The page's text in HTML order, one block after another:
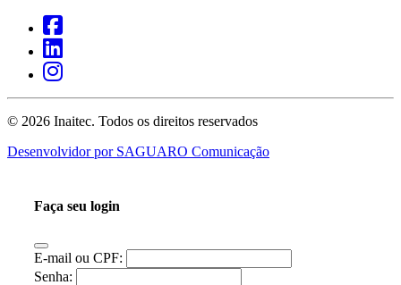
© 2026 Inaitec. Todos os direitos reservados
Desenvolvidor por SAGUARO Comunicação
Faça seu login
E-mail ou CPF:
Senha: